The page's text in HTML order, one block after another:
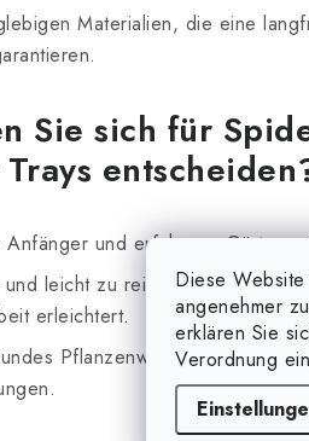
Diese
angenehmer
erklären Sie
Verordnung
Materialien, die eine
Sie sich für
und erfahrene Gärtner
leicht zu reinigen - eine
erleichtert.
Pflanzenwachstum durch